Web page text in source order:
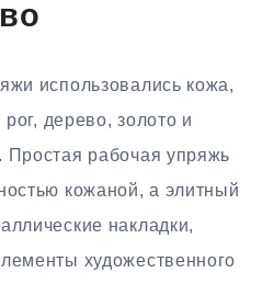
использовались кожа,
дерево, золото и
Простая рабочая упряжь
кожаной, а элитный
накладки,
художественного